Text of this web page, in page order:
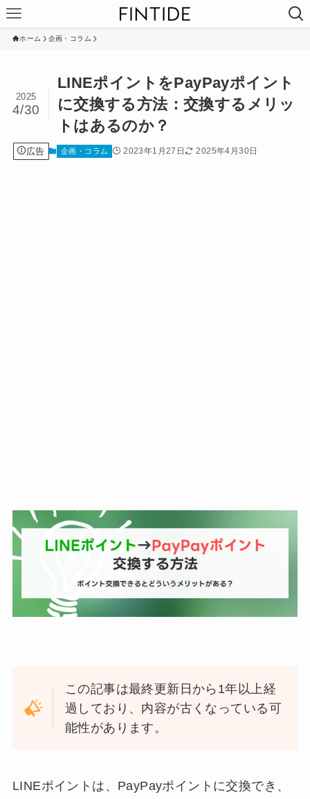
ホーム 企画・コラム
LINEポイントをPayPayポイント
に交換する方法：交換するメリッ
トはあるのか？
2025
4/30
広告 企画・コラム 2023年1月27日 2025年4月30日
この記事は最終更新日から1年以上経
過しており、内容が古くなっている可
能性があります。
LINEポイントは、PayPayポイントに交換でき、